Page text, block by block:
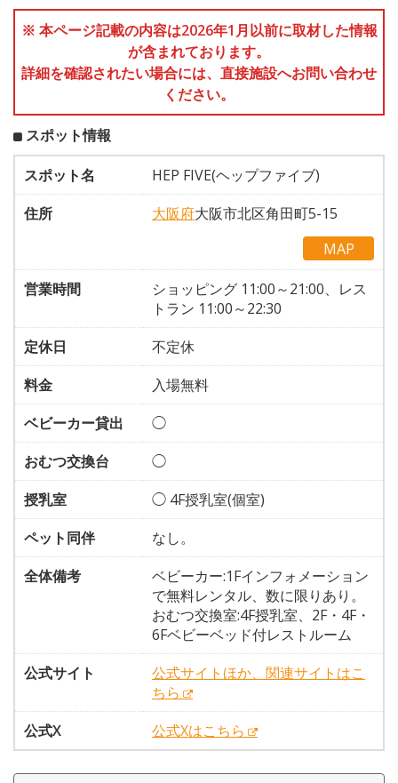
※ 本ページ記載の内容は2026年1月以前に取材した情報
が含まれております。
詳細を確認されたい場合には、直接施設へお問い合わせ
ください。
スポット情報
スポット名
HEP FIVE(ヘップファイブ)
住所
大阪府大阪市北区角田町5-15
MAP
営業時間
ショッピング 11:00～21:00、レス
トラン 11:00～22:30
定休日
不定休
料金
入場無料
ベビーカー貸出
◯
おむつ交換台
◯
授乳室
◯ 4F授乳室(個室)
ペット同伴
なし。
全体備考
ベビーカー:1Fインフォメーション
で無料レンタル、数に限りあり。
おむつ交換室:4F授乳室、2F・4F・
6Fベビーベッド付レストルーム
公式サイト
公式サイトほか、関連サイトはこ
ちら
公式X
公式Xはこちら